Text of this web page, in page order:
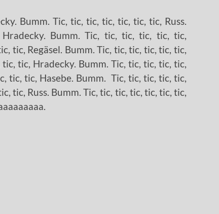
Bumm. Tic, tic, tic, tic, tic, tic, tic, Russ.
Bumm. Tic, tic, tic, tic, tic, tic,
tic, Regäsel. Bumm. Tic, tic, tic, tic, tic, tic,
tic, Hradecky. Bumm. Tic, tic, tic, tic, tic,
tic, tic, Hasebe. Bumm. Tic, tic, tic, tic, tic,
tic, Russ. Bumm. Tic, tic, tic, tic, tic, tic, tic,